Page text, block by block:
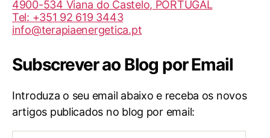
4900-534 Viana do Castelo, PORTUGAL
Tel: +351 92 619 3443
info@terapiaenergetica.pt
Subscrever ao Blog por Email
Introduza o seu email abaixo e receba os novos
artigos publicados no blog por email: